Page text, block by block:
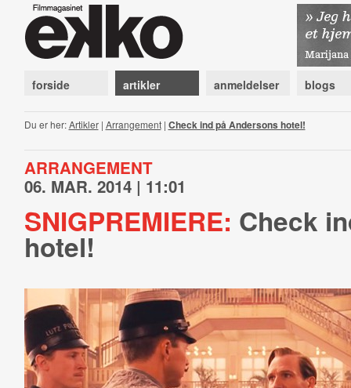
forside artikler anmeldelser blogs
Du er her:Artikler| Arrangement| Check ind på Andersons hotel!
ARRANGEMENT
06. MAR. 2014 | 11:01
SNIGPREMIERE: Check
hotel!